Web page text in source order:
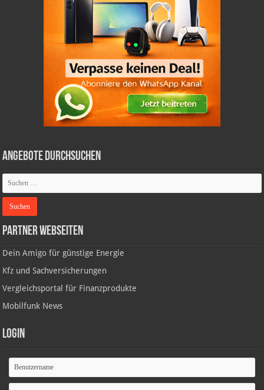
Angebote durchsuchen
Partner Webseiten
Dein Amigo für günstige Energie
Kfz und Sachversicherungen
Vergleichsportal für Finanzprodukte
Mobilfunk News
Login